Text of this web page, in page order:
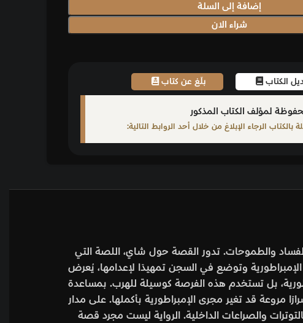
إضافة إلى السلة
شراء الان
الكتاب بلّغ عن كتاب
لمؤلف الكتاب المذكور
الرجاء الإبلاغ من خلال أحد الروابط التالية:
الفساد والطموحات. تدور القصة حول شاي، اللصة التي
وتوضع في السجن تمهيدًا لإعدامها، يُعرض
100 يوم. لكنها لا تأمل في خدمة الإمبراطورية، بل تستخدم هذه الفرصة كوسيلة للهرب. بمساعدة
مروعة قد تغير مجرى الإمبراطورية بأكملها. على مدار
والصراعات الداخلية. الرواية ليست مجرد قصة